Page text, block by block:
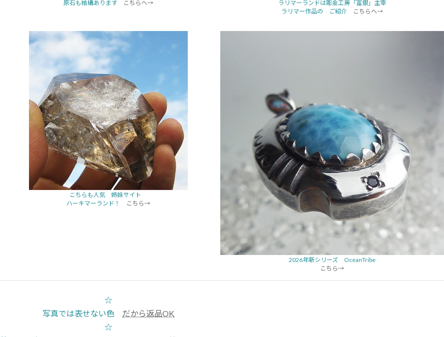
原石も結構あります こちらへ→
ラリマーランドは彫金工房「冨銀」主宰
ラリマー作品の ご紹介
こちらへ→
こちらも人気 姉妹サイト
ハーキマーランド！
こちら→
2026年新シリーズ OceanTribe
こちら→
☆
写真では表せない色 だから返品OK
☆